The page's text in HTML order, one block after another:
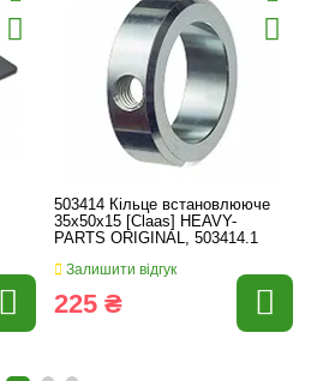
503414 Кільце встановлююче
35x50x15 [Claas] HEAVY-
PARTS ORIGINAL, 503414.1
Залишити відгук
225 ₴